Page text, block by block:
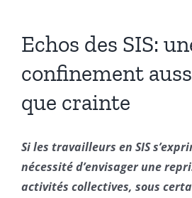
Echos des SIS:
confinement
que crainte
Si les travailleurs en SIS
nécessité d’envisager une
activités collectives, sous